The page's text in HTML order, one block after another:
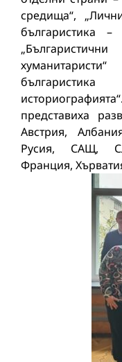
средища“,
българистика –
представиха
Австрия,
Русия, САЩ,
Франция,